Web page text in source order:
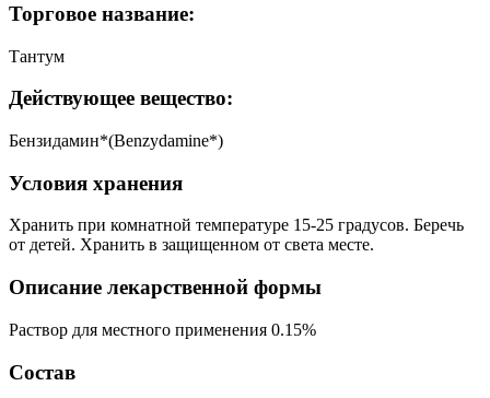
Торговое название:
Тантум
Действующее вещество:
Бензидамин*(Benzydamine*)
Условия хранения
Хранить при комнатной температуре 15-25 градусов. Беречь
от детей. Хранить в защищенном от света месте.
Описание лекарственной формы
Раствор для местного применения 0.15%
Состав